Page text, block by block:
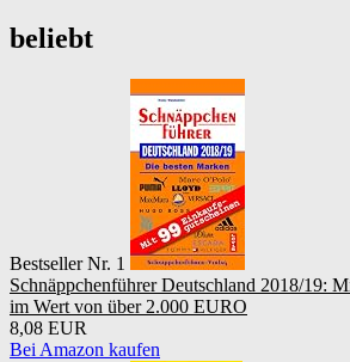
beliebt
Bestseller Nr. 1
Schnäppchenführer Deutschland 2018/19:
im Wert von über 2.000 EURO
8,08 EUR
Bei Amazon kaufen